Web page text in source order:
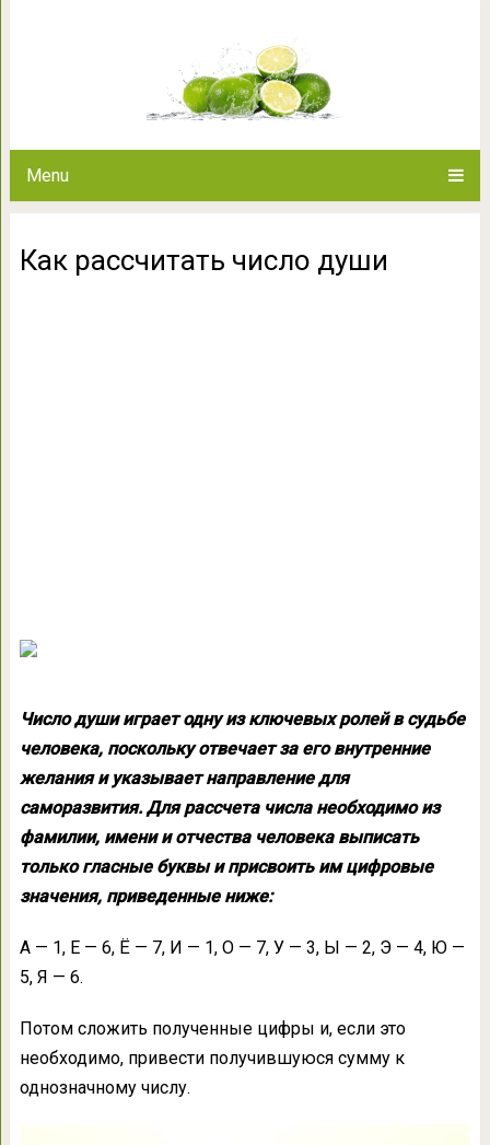
Menu
Как рассчитать число души
Число души играет одну из ключевых ролей в судьбе
человека, поскольку отвечает за его внутренние
желания и указывает направление для
саморазвития. Для рассчета числа необходимо из
фамилии, имени и отчества человека выписать
только гласные буквы и присвоить им цифровые
значения, приведенные ниже:
А — 1, Е — 6, Ё — 7, И — 1, О — 7, У — 3, Ы — 2, Э — 4, Ю —
5, Я — 6.
Потом сложить полученные цифры и, если это
необходимо, привести получившуюся сумму к
однозначному числу.